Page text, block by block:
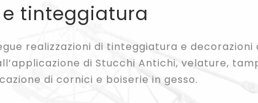
tinteggiatura
realizzazioni di tinteggiatura e
di Stucchi Antichi, velature,
di cornici e boiserie in gesso.